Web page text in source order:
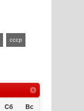
ссср
Сб Вс